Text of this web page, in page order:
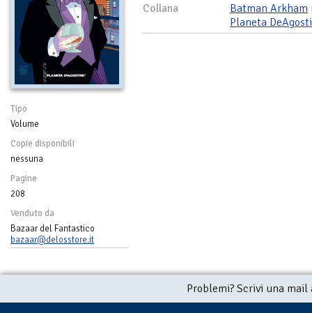
Tipo
Volume
Copie disponibili
nessuna
Pagine
208
Venduto da
Bazaar del Fantastico
bazaar@delosstore.it
Collana
Batman Arkham
Planeta
Problemi? Scrivi una